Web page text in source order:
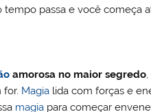
tempo passa e você começa
amorosa no maior segredo
for. Magia lida com forças e
magia para começar